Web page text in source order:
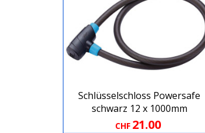
Schlüsselschloss Powersafe
schwarz 12 x 1000mm
CHF 21.00